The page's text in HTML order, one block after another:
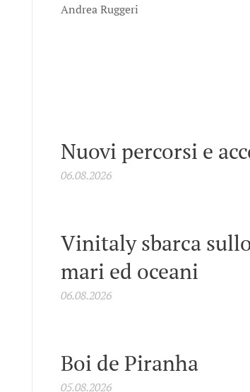
Andrea Ruggeri
Nuovi percorsi e
06.08.2026
Vinitaly sbarca
mari ed oceani
06.08.2026
Boi de Piranha
05.08.2026